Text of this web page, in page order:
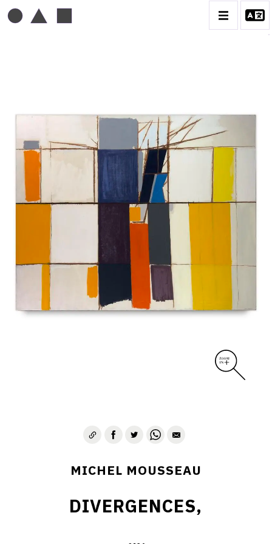
MICHEL MOUSSEAU
BIOGRAPHIE
CATALOGUE DES OEUVRES
DESSIN
PEINTURE
CONTACT
MICHEL MOUSSEAU
DIVERGENCES,